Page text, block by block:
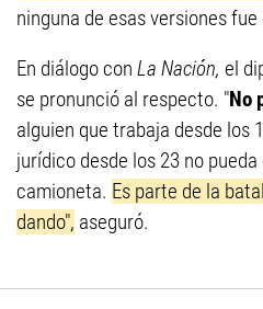
ninguna de esas versiones
En diálogo con La Nación, el
se pronunció al respecto. "No
alguien que trabaja desde los
jurídico desde los 23 no
camioneta. Es parte de la
dando", aseguró.